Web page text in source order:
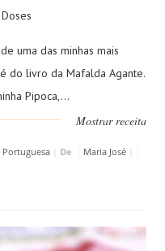
uma das minhas mais
do livro da Mafalda Agante.
Pipoca,...
Mostrar receita
Portuguesa| De Maria José|